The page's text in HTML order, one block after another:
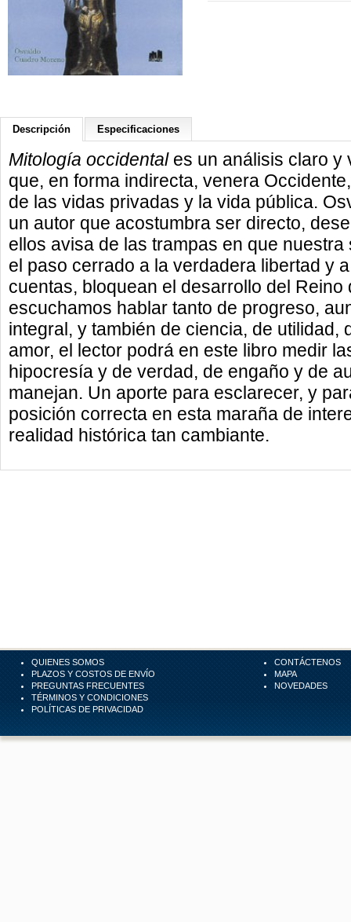
Descripción Especificaciones
Mitología occidentales un análisis claro y
que, en forma indirecta, venera
de las vidas privadas y la vida pública.
un autor que acostumbra ser directo,
ellos avisa de las trampas en que
el paso cerrado a la verdadera libertad y
cuentas, bloquean el desarrollo del Reino
escuchamos hablar tanto de progreso,
integral, y también de ciencia, de utilidad,
amor, el lector podrá en este libro medir
hipocresía y de verdad, de engaño y de
manejan. Un aporte para esclarecer, y
posición correcta en esta maraña de
realidad histórica tan cambiante.
QUIENES SOMOS
PLAZOS Y COSTOS DE ENVÍO
PREGUNTAS FRECUENTES
TÉRMINOS Y CONDICIONES
POLÍTICAS DE PRIVACIDAD
CONTÁCTENOS
MAPA
NOVEDADES